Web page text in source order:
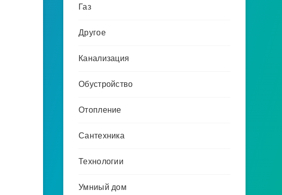
Газ
Другое
Канализация
Обустройство
Отопление
Сантехника
Технологии
Умниый дом